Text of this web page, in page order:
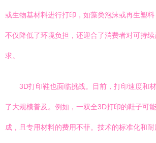
或生物基材料进行打印，如藻类泡沫或再生塑
不仅降低了环境负担，还迎合了消费者对可持
求。
3D打印鞋也面临挑战。目前，打印速度和
了大规模普及。例如，一双全3D打印的鞋子可
成，且专用材料的费用不菲。技术的标准化和耐